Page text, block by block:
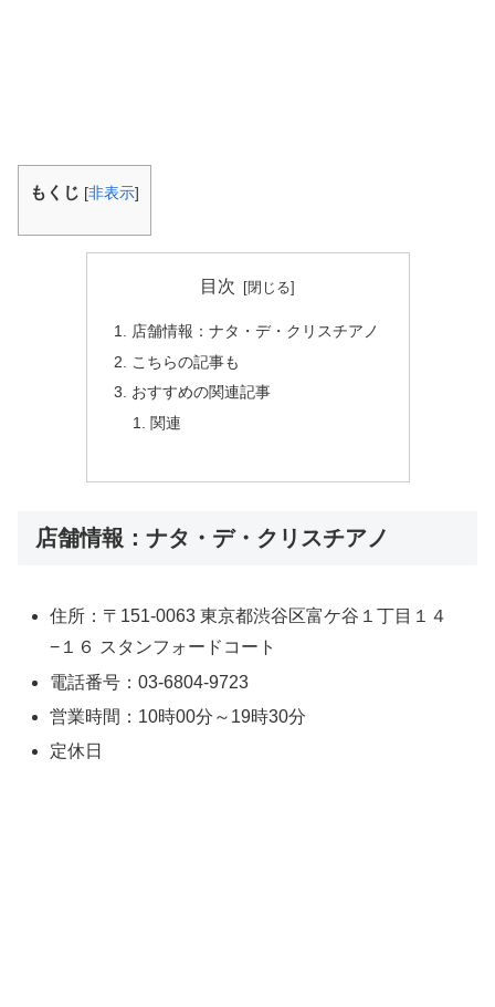
もくじ [非表示]
目次
店舗情報：ナタ・デ・クリスチアノ
こちらの記事も
おすすめの関連記事
関連
店舗情報：ナタ・デ・クリスチアノ
住所：〒151-0063 東京都渋谷区富ケ谷１丁目１４
−１６ スタンフォードコート
電話番号：03-6804-9723
営業時間：10時00分～19時30分
定休日